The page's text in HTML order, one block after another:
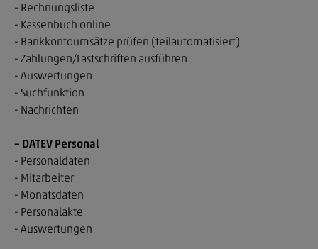
- Rechnungsliste
- Kassenbuch online
- Bankkontoumsätze prüfen (teilautomatisiert)
- Zahlungen/Lastschriften ausführen
- Auswertungen
- Suchfunktion
- Nachrichten
– DATEV Personal
- Personaldaten
- Mitarbeiter
- Monatsdaten
- Personalakte
- Auswertungen